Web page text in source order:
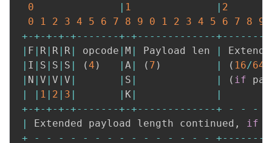
0 | 1 | 2
0
1 2 3 4 5 6 7 8 9 0 1 2 3 4 5 6 7 8 9
+-+-+-+-+-- -- -- -+-+-- -- -- -- -- -- -+-- -- -- --
| F | R | R | R | opcode | M | Payload len
|
| I | S | S | S | (4 ) | A | ( 7 ) | ( 16/64
| N | V | V | V | | S | | ( if
|
| 1 | 2 | 3 | | K |
|
+-+-+-+-+-- -- -- -+-+-- -- -- -- -- -- -+ - - -
|
Extended payload length continued , if
+
- - - - - - - - - - - - - - - +-- -- -- --